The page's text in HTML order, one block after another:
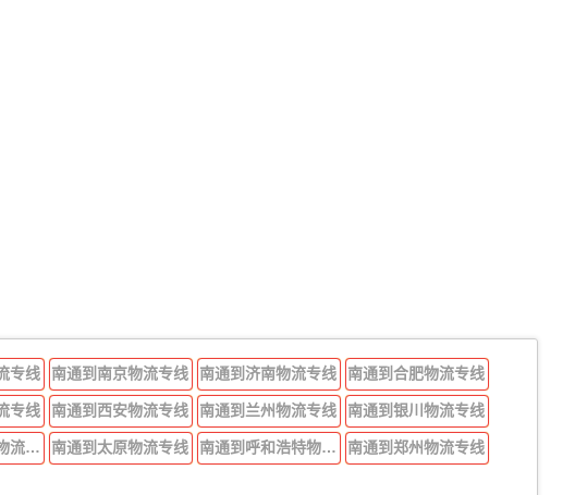
专线 南通到南京物流专线 南通到济南物流专线 南通到合肥物流专线
专线 南通到西安物流专线 南通到兰州物流专线 南通到银川物流专线
南通到石家庄物流专线 南通到太原物流专线 南通到呼和浩特物流专线 南通到郑州物流专线